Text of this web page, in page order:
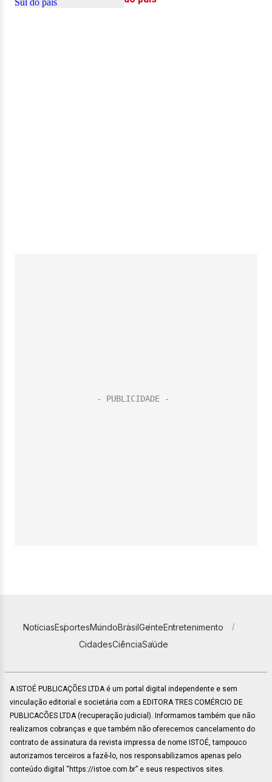
NotíciasEsportesMundoBrasilGenteEntretenimento
CidadesCiênciaSaúde
A ISTOÉ PUBLICAÇÕES LTDA é um portal digital independente e sem
vinculação editorial e societária com a EDITORA TRES COMÉRCIO DE
PUBLICACÕES LTDA (recuperação judicial). Informamos também que não
realizamos cobranças e que também não oferecemos cancelamento do
contrato de assinatura da revista impressa de nome ISTOÉ, tampouco
autorizamos terceiros a fazê-lo, nos responsabilizamos apenas pelo
conteúdo digital “https://istoe.com.br” e seus respectivos sites.